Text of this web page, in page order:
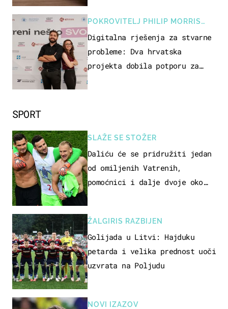
SPORT
SLAŽE SE STOŽER
Daliću će se pridružiti jedan
od omiljenih Vatrenih,
pomoćnici i dalje dvoje oko
ŽALGIRIS RAZBIJEN
Golijada u Litvi: Hajduku
petarda i velika prednost uoči
uzvrata na Poljudu
NOVI IZAZOV
POKROVITELJ PHILIP MORRIS
ZAGREB
Digitalna rješenja za stvarne
probleme: Dva hrvatska
projekta dobila potporu za